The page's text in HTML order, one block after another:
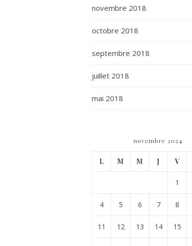
novembre 2018
octobre 2018
septembre 2018
juillet 2018
mai 2018
novembre 2024
L M M J V
1
4 5 6 7 8
11 12 13 14 15